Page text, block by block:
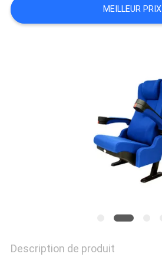
DEMANDEZ
UNE
MEILLEUR PRIX
Description de produit